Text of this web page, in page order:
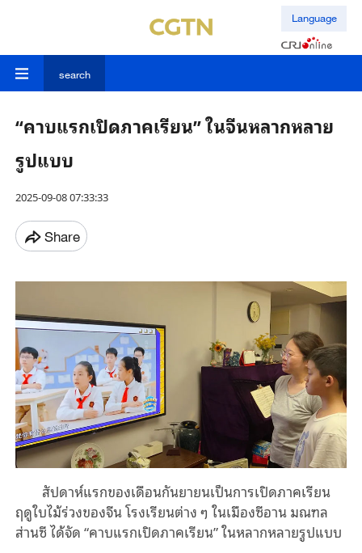
Language
search
“คาบแรกเปิดภาคเรียน” ในจีนหลากหลาย
รูปแบบ
2025-09-08 07:33:33
Share
สัปดาห์แรกของเดือนกันยายนเป็นการเปิดภาคเรียน
ฤดูใบไม้ร่วงของจีน โรงเรียนต่าง ๆ ในเมืองซีอาน มณฑล
ส่านซี ได้จัด “คาบแรกเปิดภาคเรียน” ในหลากหลายรูปแบบ